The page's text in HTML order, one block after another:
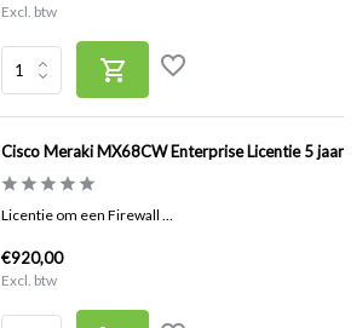
Excl. btw
Cisco Meraki MX68CW Enterprise Licentie 5 jaar
Licentie om een Firewall ...
€920,00
Excl. btw